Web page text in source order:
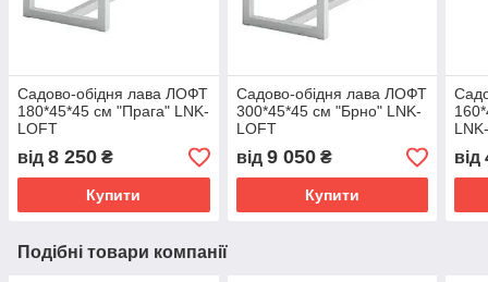
Садово-обідня лава ЛОФТ
180*45*45 см "Прага" LNK-
LOFT
від 8 250 ₴
Купити
Садово-обідня лава ЛОФТ
300*45*45 см "Брно" LNK-
LOFT
від 9 050₴
Купити
від
Подібні товари компанії